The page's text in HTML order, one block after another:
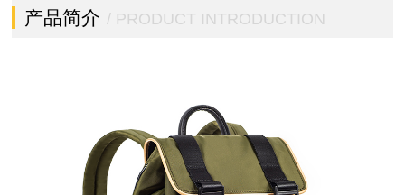
产品简介 / PRODUCT INTRODUCTION